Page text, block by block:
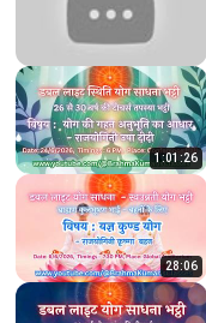
1:01:26
28:06